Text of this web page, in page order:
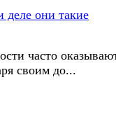
часто
своим до...